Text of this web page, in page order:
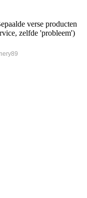
verse producten
zelfde 'probleem')